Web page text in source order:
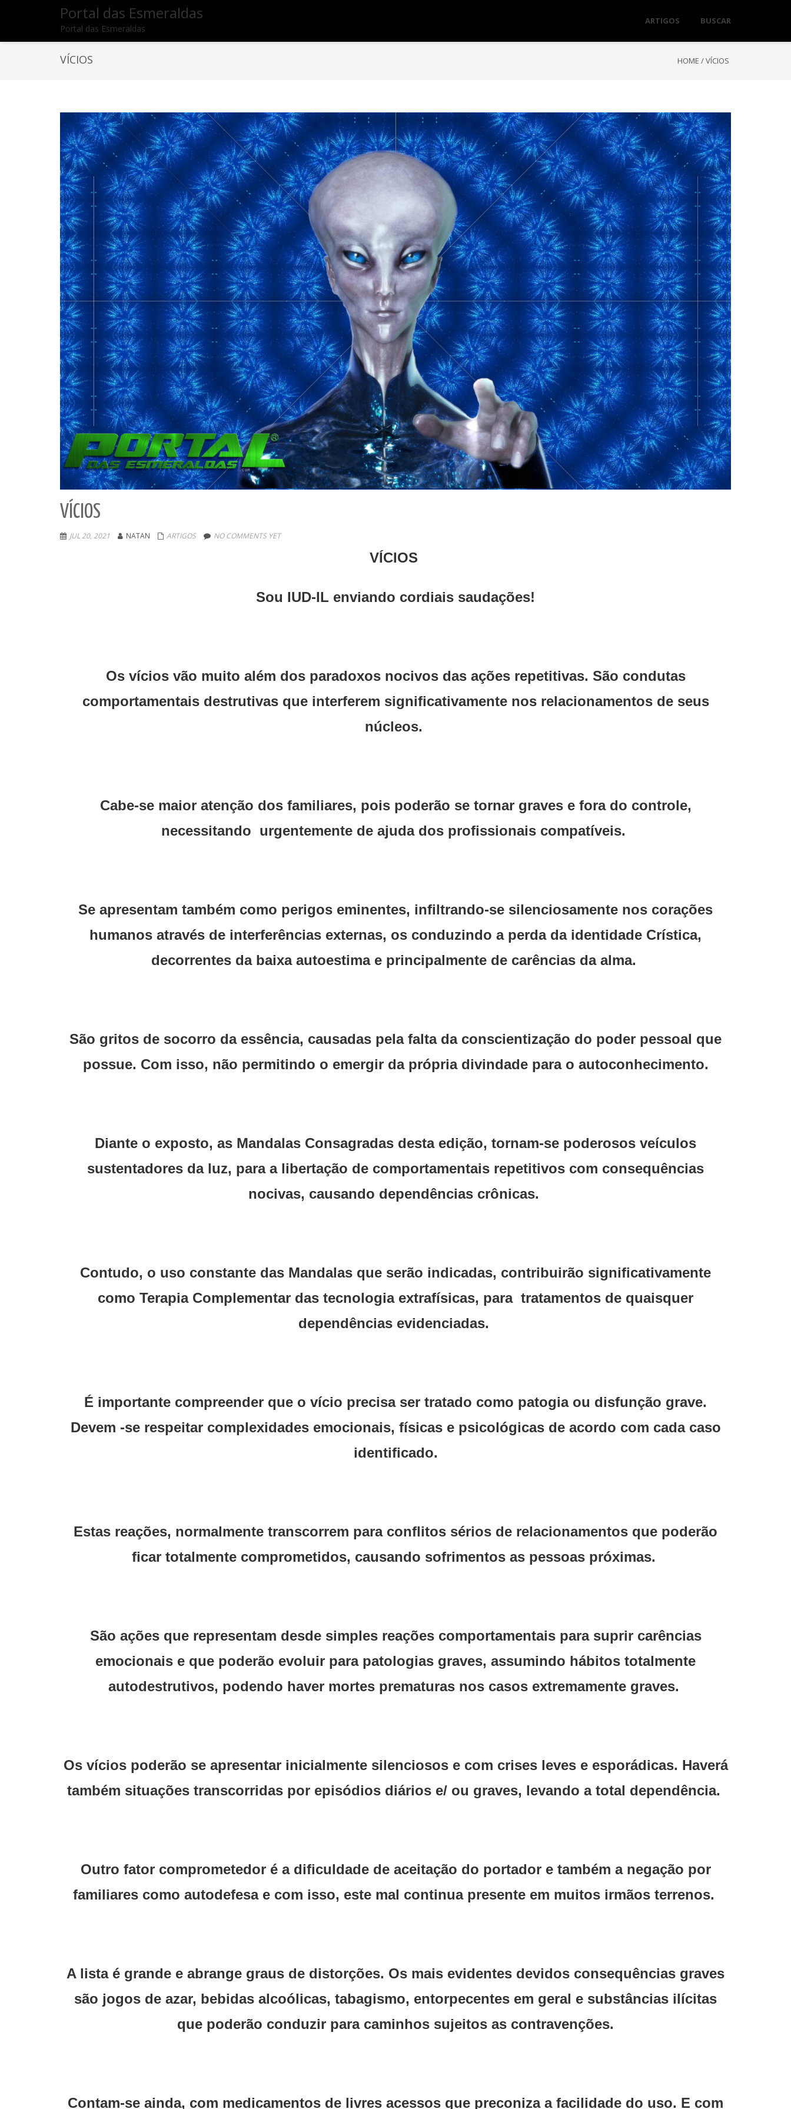
Portal das Esmeraldas
Portal das Esmeraldas
ARTIGOS BUSCAR
VÍCIOS HOME /VÍCIOS
VÍCIOS
JUL 20, 2021 NATAN ARTIGOS NO COMMENTS YET
VÍCIOS
Sou IUD-IL enviando cordiais saudações!
Os vícios vão muito além dos paradoxos nocivos das ações repetitivas. São condutas
comportamentais destrutivas que interferem significativamente nos relacionamentos de seus
núcleos.
Cabe-se maior atenção dos familiares, pois poderão se tornar graves e fora do controle,
necessitando urgentemente de ajuda dos profissionais compatíveis.
Se apresentam também como perigos eminentes, infiltrando-se silenciosamente nos corações
humanos através de interferências externas, os conduzindo a perda da identidade Crística,
decorrentes da baixa autoestima e principalmente de carências da alma.
São gritos de socorro da essência, causadas pela falta da conscientização do poder pessoal que
possue. Com isso, não permitindo o emergir da própria divindade para o autoconhecimento.
Diante o exposto, as Mandalas Consagradas desta edição, tornam-se poderosos veículos
sustentadores da luz, para a libertação de comportamentais repetitivos com consequências
nocivas, causando dependências crônicas.
Contudo, o uso constante das Mandalas que serão indicadas, contribuirão significativamente
como Terapia Complementar das tecnologia extrafísicas, para tratamentos de quaisquer
dependências evidenciadas.
É importante compreender que o vício precisa ser tratado como patogia ou disfunção grave.
Devem -se respeitar complexidades emocionais, físicas e psicológicas de acordo com cada caso
identificado.
Estas reações, normalmente transcorrem para conflitos sérios de relacionamentos que poderão
ficar totalmente comprometidos, causando sofrimentos as pessoas próximas.
São ações que representam desde simples reações comportamentais para suprir carências
emocionais e que poderão evoluir para patologias graves, assumindo hábitos totalmente
autodestrutivos, podendo haver mortes prematuras nos casos extremamente graves.
Os vícios poderão se apresentar inicialmente silenciosos e com crises leves e esporádicas. Haverá
também situações transcorridas por episódios diários e/ ou graves, levando a total dependência.
Outro fator comprometedor é a dificuldade de aceitação do portador e também a negação por
familiares como autodefesa e com isso, este mal continua presente em muitos irmãos terrenos.
A lista é grande e abrange graus de distorções. Os mais evidentes devidos consequências graves
são jogos de azar, bebidas alcoólicas, tabagismo, entorpecentes em geral e substâncias ilícitas
que poderão conduzir para caminhos sujeitos as contravenções.
Contam-se ainda, com medicamentos de livres acessos que preconiza a facilidade do uso. E com